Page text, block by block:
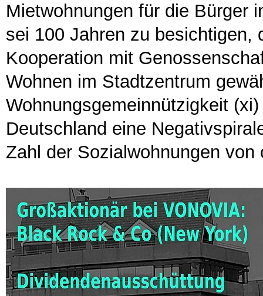
Mietwohnungen für die Bürger
sei 100 Jahren zu besichtigen,
Kooperation mit
Wohnen im Stadtzentrum
Wohnungsgemeinnützigkeit
Deutschland eine
Zahl der Sozialwohnungen